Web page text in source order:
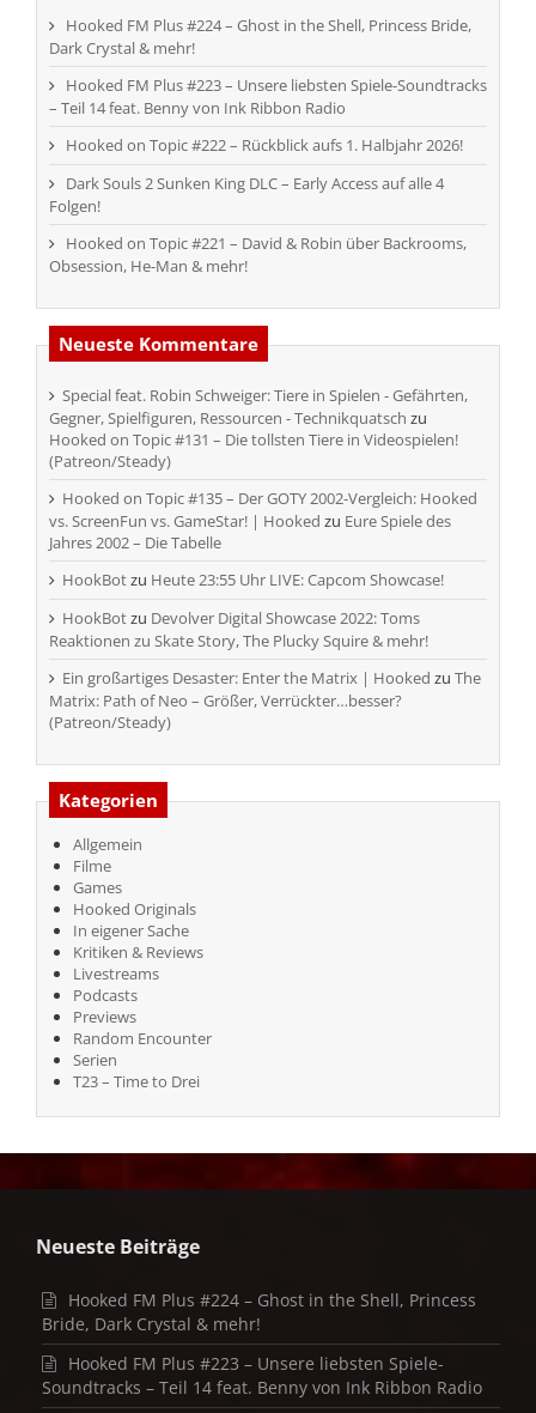
Hooked FM Plus #224 – Ghost in the Shell, Princess Bride,
Dark Crystal & mehr!
Hooked FM Plus #223 – Unsere liebsten Spiele-Soundtracks
– Teil 14 feat. Benny von Ink Ribbon Radio
Hooked on Topic #222 – Rückblick aufs 1. Halbjahr 2026!
Dark Souls 2 Sunken King DLC – Early Access auf alle 4
Folgen!
Hooked on Topic #221 – David & Robin über Backrooms,
Obsession, He-Man & mehr!
Neueste Kommentare
Special feat. Robin Schweiger: Tiere in Spielen - Gefährten,
Gegner, Spielfiguren, Ressourcen - Technikquatsch zu
Hooked on Topic #131 – Die tollsten Tiere in Videospielen!
(Patreon/Steady)
Hooked on Topic #135 – Der GOTY 2002-Vergleich: Hooked
vs. ScreenFun vs. GameStar! | Hooked zu Eure Spiele des
Jahres 2002 – Die Tabelle
HookBotzu Heute 23:55 Uhr LIVE: Capcom Showcase!
HookBotzu Devolver Digital Showcase 2022: Toms
Reaktionen zu Skate Story, The Plucky Squire & mehr!
Ein großartiges Desaster: Enter the Matrix | Hooked zu The
Matrix: Path of Neo – Größer, Verrückter…besser?
(Patreon/Steady)
Kategorien
Allgemein
Filme
Games
Hooked Originals
In eigener Sache
Kritiken & Reviews
Livestreams
Podcasts
Previews
Random Encounter
Serien
T23 – Time to Drei
Neueste Beiträge
Hooked FM Plus #224 – Ghost in the Shell, Princess
Bride, Dark Crystal & mehr!
Hooked FM Plus #223 – Unsere liebsten Spiele-
Soundtracks – Teil 14 feat. Benny von Ink Ribbon Radio